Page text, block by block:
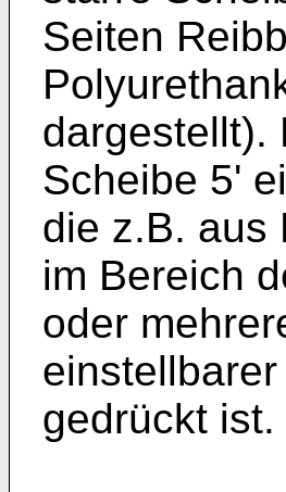
Seiten
dargestellt).
Scheibe 5'
die z.B. aus
im Bereich
oder
gedrückt ist.